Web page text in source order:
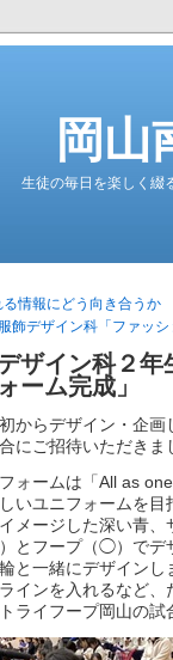
岡山
生徒の毎日を楽しく綴
る情報にどう向き合うか
服飾デザイン科「ファッ
ザイン科２
ーム完成」
からデザイン・企
にご招待いただきま
ォームは「All as
いユニフォームを
メージした深い青
とフープ（◯）でデ
と一緒にデザイン
インを入れるなど
ライフープ岡山の